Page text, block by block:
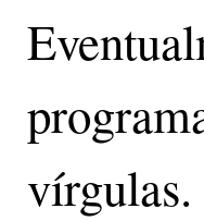
vírgulas.